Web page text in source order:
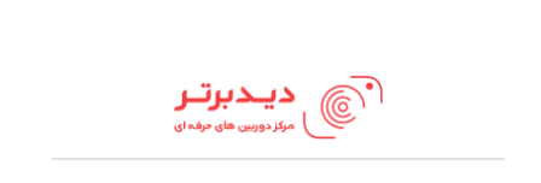
و تنظیمات مستقل و کشش 4 مرحله ای مستقل
برای کنترل دقیق حرکت دوربین را انجام دهد.